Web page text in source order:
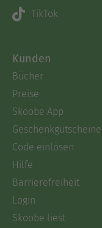
TikTok
Kunden
Bücher
Preise
Skoobe App
Geschenkgutscheine
Code einlösen
Hilfe
Barrierefreiheit
Login
Skoobe liest